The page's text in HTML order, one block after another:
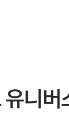
니